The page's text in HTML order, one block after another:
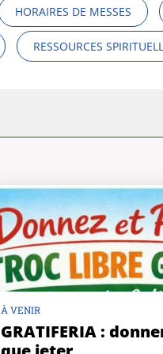
HORAIRES DE MESSES
RESSOURCES
À VENIR
GRATIFERIA :